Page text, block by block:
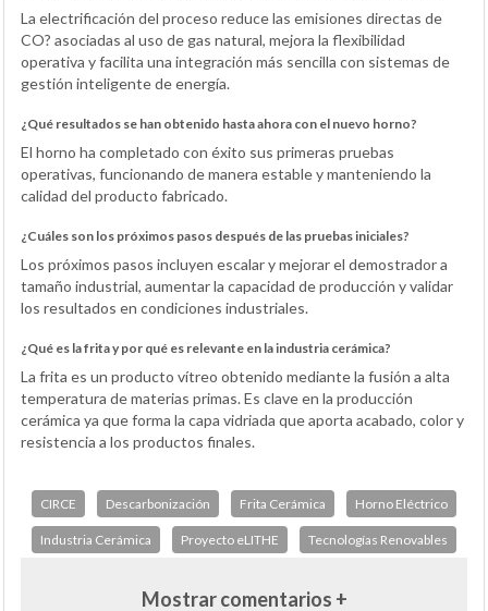
La electrificación del proceso reduce las emisiones directas de
CO? asociadas al uso de gas natural, mejora la flexibilidad
operativa y facilita una integración más sencilla con sistemas de
gestión inteligente de energía.
¿Qué resultados se han obtenido hasta ahora con el nuevo horno?
El horno ha completado con éxito sus primeras pruebas
operativas, funcionando de manera estable y manteniendo la
calidad del producto fabricado.
¿Cuáles son los próximos pasos después de las pruebas iniciales?
Los próximos pasos incluyen escalar y mejorar el demostrador a
tamaño industrial, aumentar la capacidad de producción y validar
los resultados en condiciones industriales.
¿Qué es la frita y por qué es relevante en la industria cerámica?
La frita es un producto vítreo obtenido mediante la fusión a alta
temperatura de materias primas. Es clave en la producción
cerámica ya que forma la capa vidriada que aporta acabado, color y
resistencia a los productos finales.
CIRCE Descarbonización Frita Cerámica Horno Eléctrico
Industria Cerámica Proyecto eLITHE Tecnologías Renovables
Mostrar comentarios +